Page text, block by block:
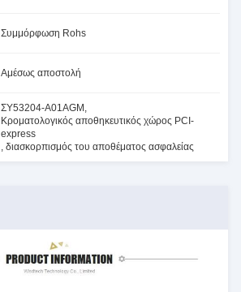
Συμμόρφωση Rohs
Αμέσως αποστολή
ΣΥ53204-Α01ΑGM ,
Κροματολογικός αποθηκευτικός χώρος PCI-
express
, διασκορπισμός του αποθέματος ασφαλείας